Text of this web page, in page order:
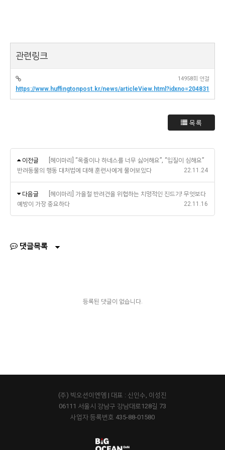
관련링크
https://www.huffingtonpost.kr/news/articleView.html?idxno=204831
14958회 연결
목록
이전글
[헤이마리] “목줄이나 하네스를 너무 싫어해요”, “입질이 심해요”
반려동물의 행동 대처법에 대해 훈련사에게 물어보았다
22.11.24
다음글
[헤이마리] 가을철 반려견을 위협하는 치명적인 진드기! 무엇보다
예방이 가장 중요하다
22.11.16
댓글목록
등록된 댓글이 없습니다.
(주) 빅오션이엔엠 | 대표 : 신인수, 이성진
06111 서울시 강남구 강남대로128길 73
사업자 등록번호 435-88-01580